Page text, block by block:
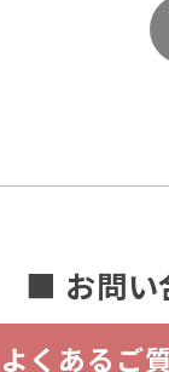
■ お問い
よくあるご